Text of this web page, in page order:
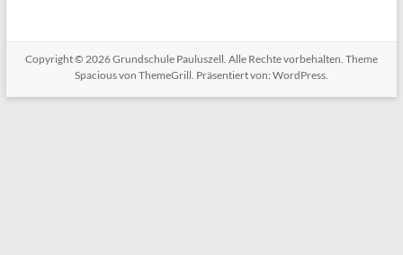
Copyright © 2026Grundschule Pauluszell. Alle Rechte vorbehalten. Theme
Spaciousvon ThemeGrill. Präsentiert von: WordPress.